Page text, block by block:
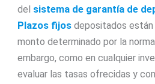
del sistema de garantía de
Plazos fijosdepositados están
monto determinado por la
embargo, como en cualquier
evaluar las tasas ofrecidas y